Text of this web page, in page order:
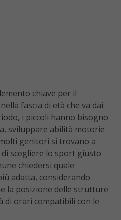
chiave per il
nella fascia di età che va dai
i piccoli hanno bisogno
sviluppare abilità motorie
genitori si trovano a
scegliere lo sport giusto
chiedersi quale
adatta, considerando
la posizione delle strutture
di orari compatibili con le